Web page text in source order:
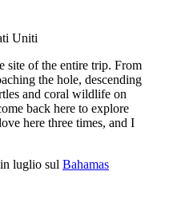
Uniti
site of the entire trip. From
the hole, descending
and coral wildlife on
back here to explore
here three times, and I
luglio sul Bahamas